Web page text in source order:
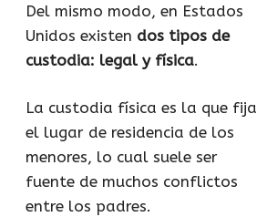
Del mismo modo, en Estados
Unidos existen dos tipos de
custodia: legal y física.
La custodia física es la que fija
el lugar de residencia de los
menores, lo cual suele ser
fuente de muchos conflictos
entre los padres.